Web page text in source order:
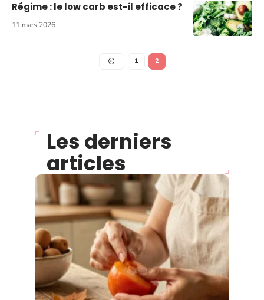
Régime : le low carb est-il efficace ?
11 mars 2026
1 2
Les derniers
articles